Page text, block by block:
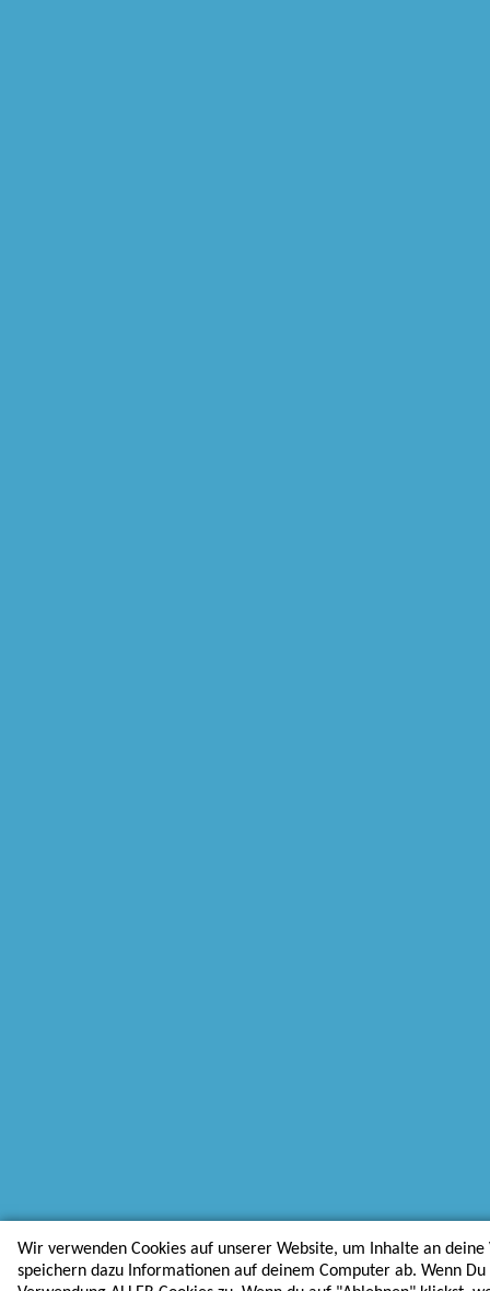
Wir verwenden Cookies auf unserer Website, um Inhalte an deine
speichern dazu Informationen auf deinem Computer ab. Wenn